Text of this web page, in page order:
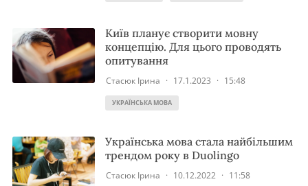
Київ планує створити мовну
концепцію. Для цього проводять
опитування
Стасюк Ірина · 17.1.2023 · 15:48
УКРАЇНСЬКА МОВА
Українська мова стала найбільшим
трендом року в Duolingo
Стасюк Ірина · 10.12.2022 · 11:58